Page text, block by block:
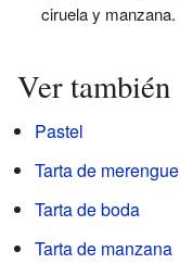
ciruela y manzana.
Ver también
Pastel
Tarta de merengue
Tarta de boda
Tarta de manzana